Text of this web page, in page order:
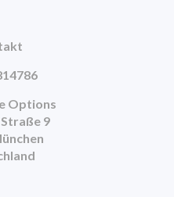
Options
9